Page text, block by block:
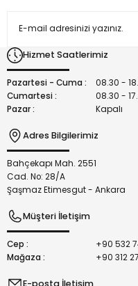
Ürün açıklamasında
Bu ürüne benzer farklı
Hizmet Saatlerimiz
Pazartesi - Cuma :
08.30 -
Cumartesi :
08.30 -
Pazar :
Kapalı
Adres Bilgilerimiz
Bahçekapı Mah. 2551
Cad. No: 28/A
Şaşmaz Etimesgut - Ankara
Müşteri İletişim
Cep :
+90 532
Mağaza :
+90 312
E-posta İletişim